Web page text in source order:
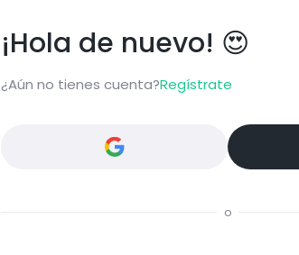
¡Hola de nuevo! 😍
¿Aún no tienes cuenta?Regístrate
o